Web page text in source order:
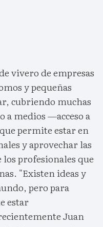
vivero de empresas
y pequeñas
cubriendo muchas
a medios —acceso a
permite estar en
y aprovechar las
profesionales que
"Existen ideas y
pero para
estar
Juan